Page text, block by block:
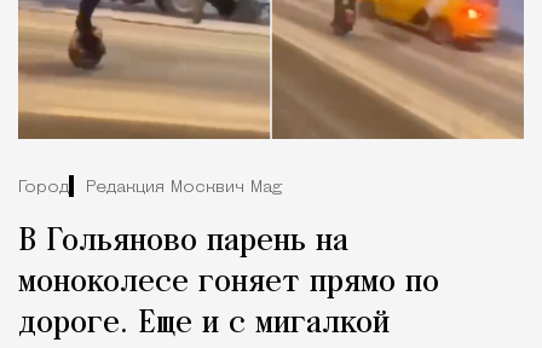
Город Редакция Москвич Mag
В Гольяново парень на
моноколесе гоняет прямо по
дороге. Еще и с мигалкой